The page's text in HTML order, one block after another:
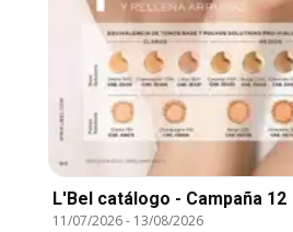
L'Bel catálogo - Campaña 12
11/07/2026- 13/08/2026